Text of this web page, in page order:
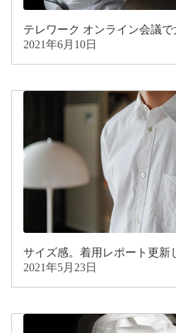
テレワーク オンライン会議
2021年6月10日
サイズ感。着用レポート更新
2021年5月23日